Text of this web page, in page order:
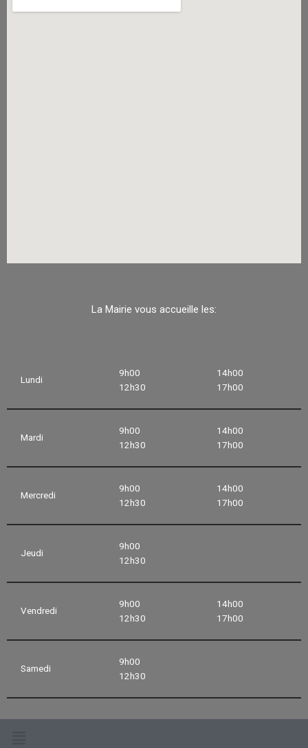
La Mairie vous accueille les:
Lundi
9h00
12h30
14h00
17h00
Mardi
9h00
12h30
14h00
17h00
Mercredi
9h00
12h30
14h00
17h00
Jeudi
9h00
12h30
Vendredi
9h00
12h30
14h00
17h00
Samedi
9h00
12h30